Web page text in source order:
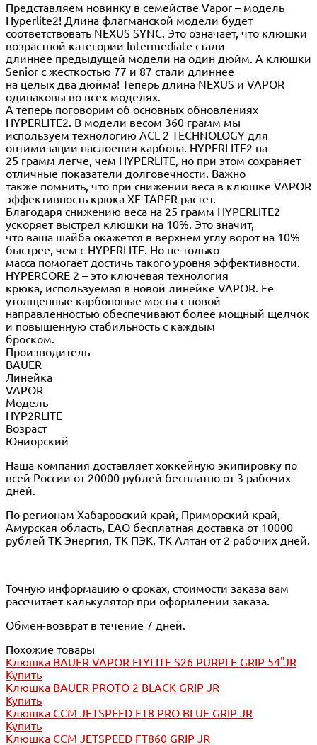
Представляем новинку в семействе Vapor – модель
Hyperlite2! Длина флагманской модели будет
соответствовать NEXUS SYNC. Это означает, что клюшки
возрастной категории Intermediate стали
длиннее предыдущей модели на один дюйм. А клюшки
Senior с жесткостью 77 и 87 стали длиннее
на целых два дюйма! Теперь длина NEXUS и VAPOR
одинаковы во всех моделях.
А теперь поговорим об основных обновлениях
HYPERLITE2. В модели весом 360 грамм мы
используем технологию ACL 2 TECHNOLOGY для
оптимизации наслоения карбона. HYPERLITE2 на
25 грамм легче, чем HYPERLITE, но при этом сохраняет
отличные показатели долговечности. Важно
также помнить, что при снижении веса в клюшке VAPOR
эффективность крюка XE TAPER растет.
Благодаря снижению веса на 25 грамм HYPERLITE2
ускоряет выстрел клюшки на 10%. Это значит,
что ваша шайба окажется в верхнем углу ворот на 10%
быстрее, чем с HYPERLITE. Но не только
масса помогает достичь такого уровня эффективности.
HYPERCORE 2 – это ключевая технология
крюка, используемая в новой линейке VAPOR. Ее
утолщенные карбоновые мосты с новой
направленностью обеспечивают более мощный щелчок
и повышенную стабильность с каждым
броском.
Производитель
BAUER
Линейка
VAPOR
Модель
HYP2RLITE
Возраст
Юниорский
Наша компания доставляет хоккейную экипировку по
всей России от 20000 рублей бесплатно от 3 рабочих
дней.
По регионам Хабаровский край, Приморский край,
Амурская область, ЕАО бесплатная доставка от 10000
рублей ТК Энергия, ТК ПЭК, ТК Алтан от 2 рабочих дней.
Точную информацию о сроках, стоимости заказа вам
рассчитает калькулятор при оформлении заказа.
Обмен-возврат в течение 7 дней.
Похожие товары
Клюшка BAUER VAPOR FLYLITE S26 PURPLE GRIP 54"JR
Купить
Клюшка BAUER PROTO 2 BLACK GRIP JR
Купить
Клюшка CCM JETSPEED FT8 PRO BLUE GRIP JR
Купить
Клюшка CCM JETSPEED FT860 GRIP JR